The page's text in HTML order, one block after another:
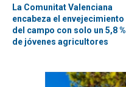
La Comunitat Valenciana
encabeza el envejecimiento
del campo con solo un 5,8 %
de jóvenes agricultores